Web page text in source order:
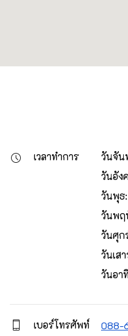
เวลาทำการ
วันจัน
วันอัง
วันพุธ
วันพฤ
วันศุก
วันเส
วันอา
เบอร์โทรศัพท์ 088-